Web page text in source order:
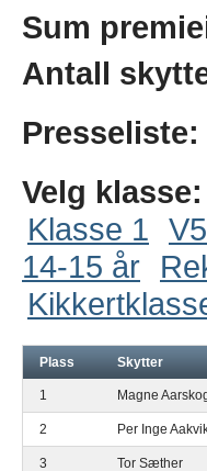
Sum
Antall
Presseliste:
Velg klasse:
Klasse 1
14-15 år
Plass Skytter
1 Magne
2 Per Inge
3 Tor Sæther